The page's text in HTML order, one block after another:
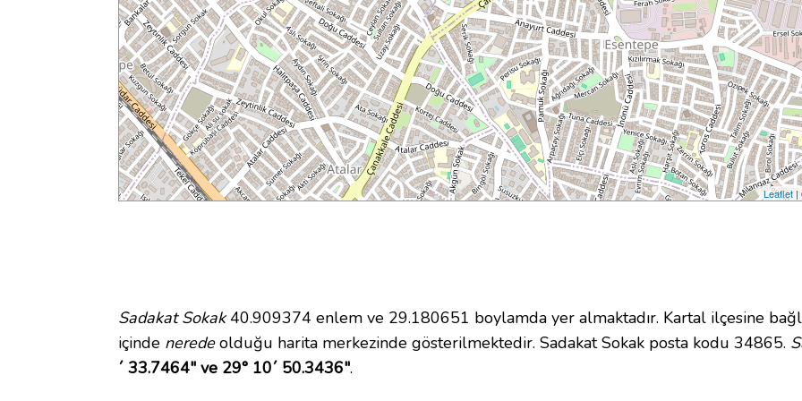
Leaflet
Sadakat Sokak40.909374 enlem ve 29.180651 boylamda yer almaktadır. Kartal ilçesine
içinde neredeolduğu harita merkezinde gösterilmektedir. Sadakat Sokak posta kodu 34865.
´ 33.7464" ve 29° 10´ 50.3436".